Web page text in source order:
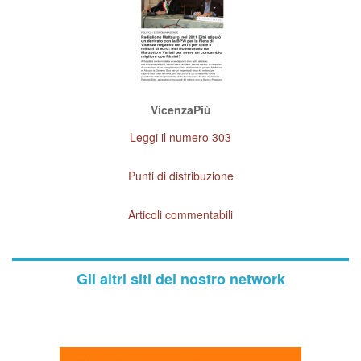
VicenzaPiù
Leggi il numero 303
Punti di distribuzione
Articoli commentabili
Gli altri siti del nostro network